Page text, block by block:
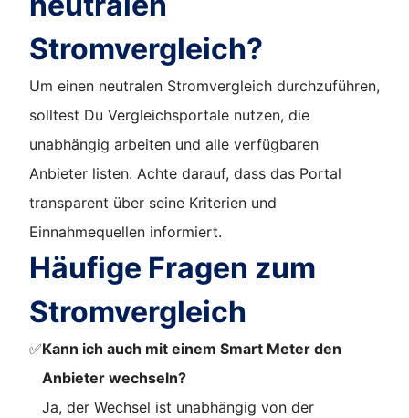
Stromvergleich?
Um einen neutralen Stromvergleich durchzuführen,
solltest Du Vergleichsportale nutzen, die
unabhängig arbeiten und alle verfügbaren
Anbieter listen. Achte darauf, dass das Portal
transparent über seine Kriterien und
Einnahmequellen informiert.
Häufige Fragen zum
Stromvergleich
✅Kann ich auch mit einem Smart Meter den
Anbieter wechseln?
Ja, der Wechsel ist unabhängig von der